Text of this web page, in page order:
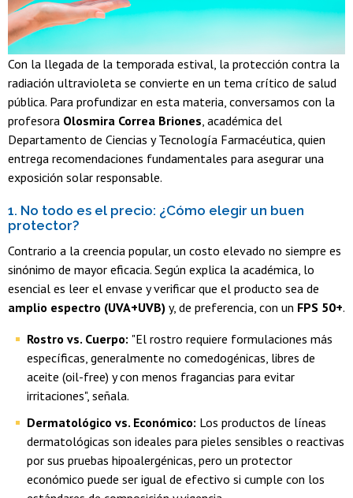
Con la llegada de la temporada estival, la protección contra la
radiación ultravioleta se convierte en un tema crítico de salud
pública. Para profundizar en esta materia, conversamos con la
profesora Olosmira Correa Briones, académica del
Departamento de Ciencias y Tecnología Farmacéutica, quien
entrega recomendaciones fundamentales para asegurar una
exposición solar responsable.
1. No todo es el precio: ¿Cómo elegir un buen
protector?
Contrario a la creencia popular, un costo elevado no siempre es
sinónimo de mayor eficacia. Según explica la académica, lo
esencial es leer el envase y verificar que el producto sea de
amplio espectro (UVA+UVB) y, de preferencia, con un FPS 50+.
Rostro vs. Cuerpo: "El rostro requiere formulaciones más
específicas, generalmente no comedogénicas, libres de
aceite (oil-free) y con menos fragancias para evitar
irritaciones", señala.
Dermatológico vs. Económico: Los productos de líneas
dermatológicas son ideales para pieles sensibles o reactivas
por sus pruebas hipoalergénicas, pero un protector
económico puede ser igual de efectivo si cumple con los